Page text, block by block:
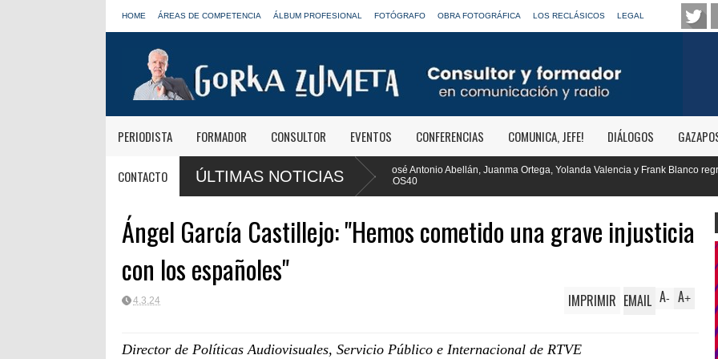
HOME ÁREAS DE COMPETENCIA ÁLBUM PROFESIONAL FOTÓGRAFO OBRA FOTOGRÁFICA LOS RECLÁSICOS LEGAL
PERIODISTA FORMADOR CONSULTOR EVENTOS CONFERENCIAS COMUNICA, JEFE! DIÁLOGOS
CONTACTO ÚLTIMAS NOTICIAS
de Onda Cero: "El viaje mereció
José Antonio Abellán, Juanma Ortega, Yolanda Valencia y Frank Blanco regresan a
LOS40
RTVE reivindica la
Ángel García Castillejo: "Hemos cometido una grave injusticia
con los españoles"
4.3.24 A+
A-
IMPRIMIR EMAIL
Director de Políticas Audiovisuales, Servicio Público e Internacional de RTVE